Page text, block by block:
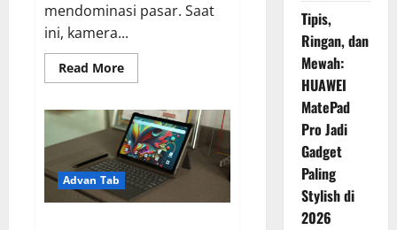
mendominasi pasar. Saat
ini, kamera...
Read MoreRead
more
EOS
3000D:
Kamera
DSLR
Termurah,
Masih
Layakkah
untuk
Advan Tab
Tipis,
Ringan, dan
Mewah:
HUAWEI
MatePad
Pro Jadi
Gadget
Paling
Stylish di
2026